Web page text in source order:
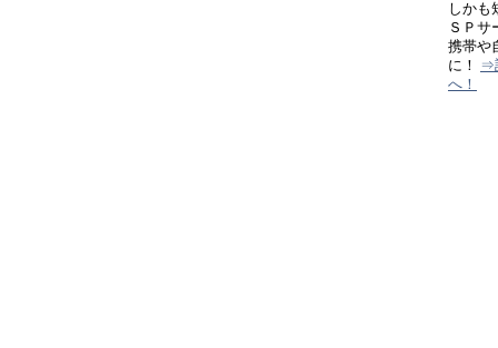
しかも
ＳＰサ
携帯や
に！ ⇒
へ！